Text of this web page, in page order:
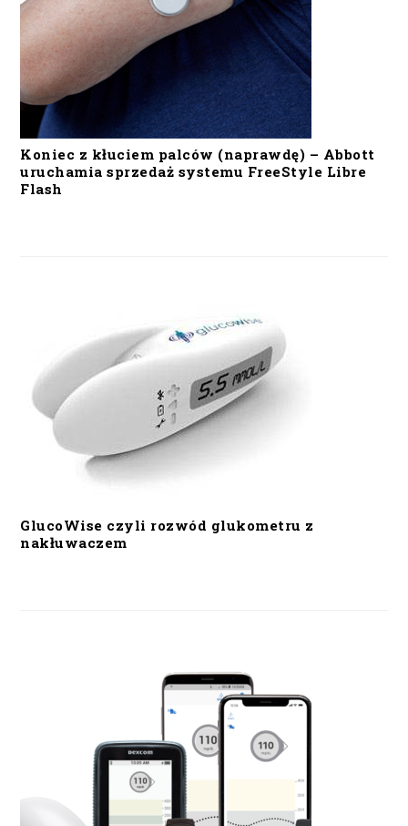
Koniec z kłuciem palców (naprawdę) – Abbott
uruchamia sprzedaż systemu FreeStyle Libre
Flash
GlucoWise czyli rozwód glukometru z
nakłuwaczem